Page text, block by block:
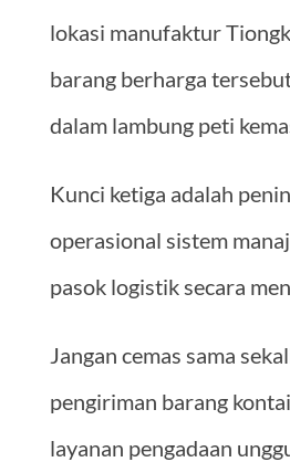
lokasi manufaktur
barang berharga
dalam lambung peti
Kunci ketiga adalah
operasional sistem
pasok logistik secara
Jangan cemas sama
pengiriman barang
layanan pengadaan